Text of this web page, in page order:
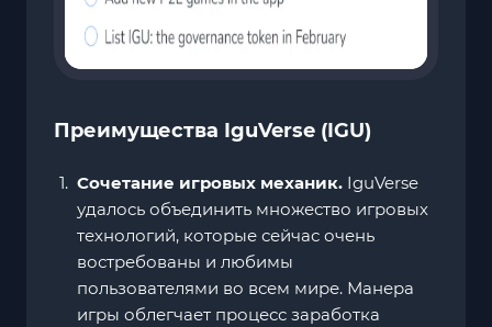
Преимущества IguVerse (IGU)
Сочетание игровых механик. IguVerse
удалось объединить множество игровых
технологий, которые сейчас очень
востребованы и любимы
пользователями во всем мире. Манера
игры облегчает процесс заработка